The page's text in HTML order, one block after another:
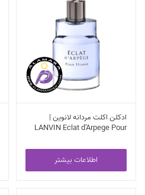
ادکلن اکلت مردانه لانوین |
LANVIN Eclat d’Arpege Pour
اطلاعات بیشتر